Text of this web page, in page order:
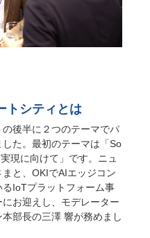
トシティとは
後半に２つのテーマでパ
た。最初のテーマは「So
現に向けて」です。ニュ
と、OKIでAIエッジコン
IoTプラットフォーム事
お迎えし、モデレーター
部長の三澤 響が務めまし